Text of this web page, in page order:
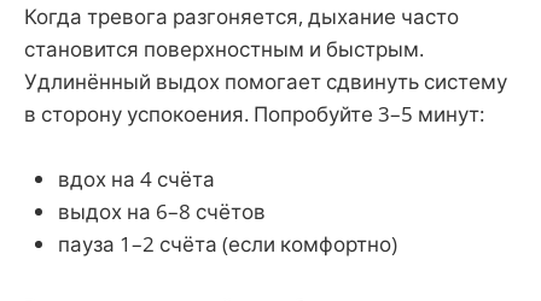
Когда тревога разгоняется, дыхание часто
становится поверхностным и быстрым.
Удлинённый выдох помогает сдвинуть систему
в сторону успокоения. Попробуйте 3–5 минут:
вдох на 4 счёта
выдох на 6–8 счётов
пауза 1–2 счёта (если комфортно)